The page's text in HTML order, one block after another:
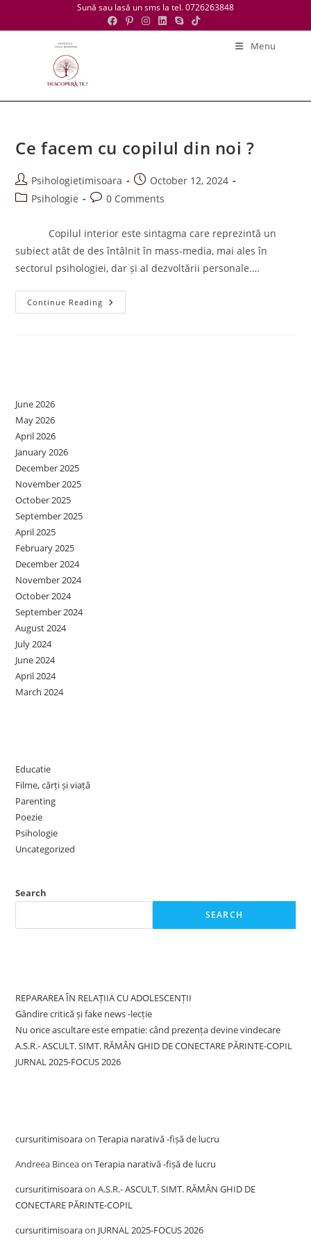
Sună sau lasă un sms la tel. 0726263848
Menu
Ce facem cu copilul din noi ?
Post
author:
Psihologietimisoara
Post
published:
October 12, 2024
PostPsihologie
Post0 Comments
Copilul interior este sintagma care reprezintă un
subiect atât de des întâlnit în mass-media, mai ales în
sectorul psihologiei, dar și al dezvoltării personale.…
Continue Reading Ce
Facem
June 2026
May 2026
April 2026
January 2026
December 2025
November 2025
October 2025
September 2025
April 2025
February 2025
December 2024
November 2024
October 2024
September 2024
August 2024
July 2024
June 2024
April 2024
March 2024
Educatie
Filme, cărți și viață
Parenting
Poezie
Psihologie
Uncategorized
Search
SEARCH
REPARAREA ÎN RELAȚIIA CU ADOLESCENȚII
Gândire critică și fake news -lecție
Nu orice ascultare este empatie: când prezența devine vindecare
A.S.R.- ASCULT. SIMT. RĂMÂN GHID DE CONECTARE PĂRINTE-COPIL
JURNAL 2025-FOCUS 2026
cursuritimisoaraonTerapia narativă -fișă de lucru
Andreea BinceaonTerapia narativă -fișă de lucru
cursuritimisoaraonA.S.R.- ASCULT. SIMT. RĂMÂN GHID DE
CONECTARE PĂRINTE-COPIL
cursuritimisoaraon JURNAL 2025-FOCUS 2026